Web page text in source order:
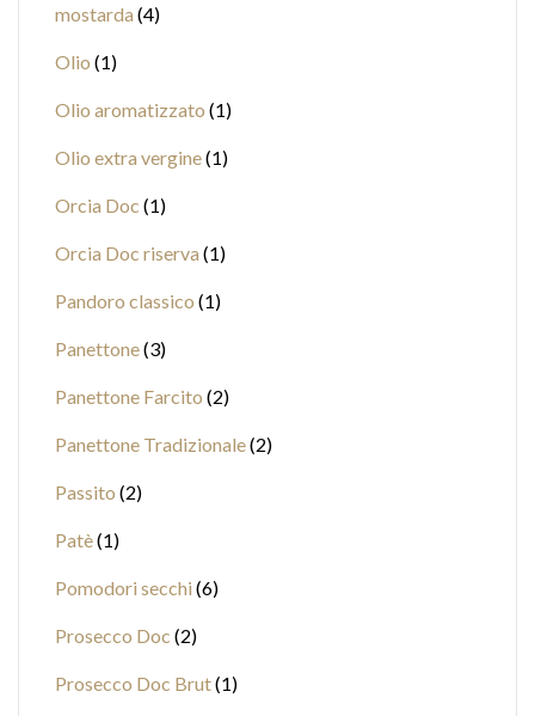
mostarda 4
Olio 1
Olio aromatizzato 1
Olio extra vergine 1
Orcia Doc 1
Orcia Doc riserva 1
Pandoro classico 1
Panettone 3
Panettone Farcito 2
Panettone Tradizionale 2
Passito 2
Patè 1
Pomodori secchi 6
Prosecco Doc 2
Prosecco Doc Brut 1